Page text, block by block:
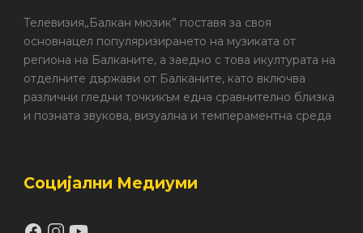
Телевизия„Балкан мюзик” поставя за своя
основнацел популяризирането на музиката от
региона на Балканите, а заедно с това икултурата на
отделните държави от Балканите, като включва
различни гледни точкикъм една сравнително близка
и позната звукова, визуална и темпераментна среда
Социјални Медиуми